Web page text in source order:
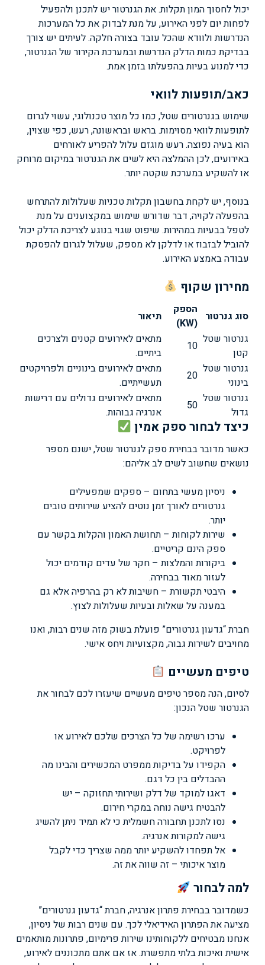
יכול לחסוך המון תקלות. את הגנרטור יש לתכנן ולהפעיל
לפחות יום לפני האירוע, על מנת לבדוק את כל המערכות
הנדרשות ולוודא שהכל עובד בצורה חלקה. לעיתים יש צורך
בבדיקת כמות הדלק הנדרשת ובמערכת הקירור של הגנרטור,
כדי למנוע בעיות בהפעלתו בזמן אמת.
כאב/תופעות לוואי
שימוש בגנרטורים שטל, כמו כל מוצר טכנולוגי, עשוי לגרום
לתופעות לוואי מסוימות. בראש ובראשונה, רעש, כפי שצוין,
הוא בעיה נפוצה. רעש מוגזם עלול להפריע לאורחים
באירועים, לכן ההמלצה היא לשים את הגנרטור במיקום מרוחק
או להשקיע במערכת שקטה יותר.
בנוסף, יש לקחת בחשבון תקלות טכניות שעלולות להתרחש
בהפעלה לקויה, דבר שדורש שימוש במקצוענים על מנת
לטפל בבעיות במהירות. שיפוט שגוי בנוגע לצריכת הדלק יכול
להוביל לבזבוז או לדלקן לא מספק, שעלול לגרום להפסקת
עבודה באמצע האירוע.
מחירון שקוף
סוג גנרטור
הספק
(KW)
תיאור
גנרטור שטל
קטן
10
מתאים לאירועים קטנים ולצרכים
ביתיים.
גנרטור שטל
בינוני
20
מתאים לאירועים בינוניים ולפרויקטים
תעשייתיים.
גנרטור שטל
גדול
50
מתאים לאירועים גדולים עם דרישות
אנרגיה גבוהות.
כיצד לבחור ספק אמין
כאשר מדובר בבחירת ספק לגנרטור שטל, ישנם מספר
נושאים שחשוב לשים לב אליהם:
ניסיון מעשי בתחום – ספקים שמפעילים
גנרטורים לאורך זמן נוטים להציע שירותים טובים
יותר.
שירות לקוחות – תחושת האמון והקלות בקשר עם
ספק הינם קריטיים.
ביקורות והמלצות – חקר של עדים קודמים יכול
לעזור מאוד בבחירה.
היבטי תקשורת – חשיבות לא רק בהרפיה אלא גם
במענה על שאלות ובעיות שעלולות לצוץ.
חברת “גדעון גנרטורים” פועלת בשוק מזה שנים רבות, ואנו
מחויבים לשירות גבוה, מקצועיות ויחס אישי.
טיפים מעשיים
לסיום, הנה מספר טיפים מעשיים שיעזרו לכם לבחור את
הגנרטור שטל הנכון:
ערכו רשימה של כל הצרכים שלכם לאירוע או
לפרויקט.
הקפידו על בדיקות ממפרט המכשירים והבינו מה
ההבדלים בין כל דגם.
דאגו למוקד של דלק ושירותי תחזוקה – יש
להבטיח גישה נוחה במקרי חירום.
נסו לתכנן תחבורה חשמלית כי לא תמיד ניתן להשיג
גישה למקורות אנרגיה.
אל תפחדו להשקיע יותר ממה שצריך כדי לקבל
מוצר איכותי – זה שווה את זה.
למה לבחור
כשמדובר בבחירת פתרון אנרגיה, חברת “גדעון גנרטורים”
מציעה את הפתרון האידיאלי לכך. עם שנים רבות של ניסיון,
אנחנו מבטיחים ללקוחותינו שירות פרימיום, פתרונות מותאמים
אישית ואיכות בלתי מתפשרת. אז אם אתם מתכוננים לאירוע,